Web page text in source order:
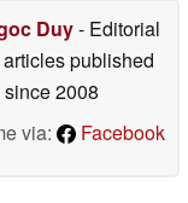
Duy- Editorial
published
since 2008
via:
Facebook